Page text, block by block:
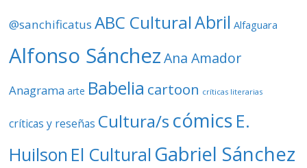
e
@sanchificatus ABC CulturalAbril Alfaguara
Alfonso Sánchez Ana Amador
Anagrama arte Babelia cartoon críticas literarias
críticas y reseñas Cultura/s cómics E.
Huilson El Cultural Gabriel Sánchez